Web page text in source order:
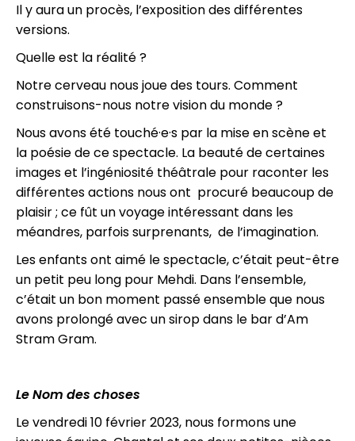
Il y aura un procès, l’exposition des différentes
versions.
Quelle est la réalité ?
Notre cerveau nous joue des tours. Comment
construisons-nous notre vision du monde ?
Nous avons été touché·e·s par la mise en scène et
la poésie de ce spectacle. La beauté de certaines
images et l’ingéniosité théâtrale pour raconter les
différentes actions nous ont procuré beaucoup de
plaisir ; ce fût un voyage intéressant dans les
méandres, parfois surprenants, de l’imagination.
Les enfants ont aimé le spectacle, c’était peut-être
un petit peu long pour Mehdi. Dans l’ensemble,
c’était un bon moment passé ensemble que nous
avons prolongé avec un sirop dans le bar d’Am
Stram Gram.
Le Nom des choses
Le vendredi 10 février 2023, nous formons une